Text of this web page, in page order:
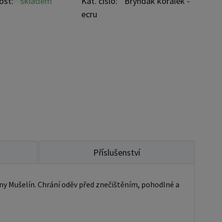
ecru
Příslušenství
Mušelín. Chrání oděv před znečištěním, pohodlné a